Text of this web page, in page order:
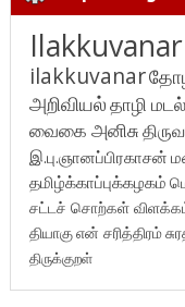
ilakkuvanar
அறிவியல்தாழி மடல்
வைகை அனிசு
இ.பு.ஞானப்பிரகாசன்
தமிழ்க்காப்புக்கழகம்
சட்டச் சொற்கள்
தியாகுஎன் சரித்திரம்
திருக்குறள்